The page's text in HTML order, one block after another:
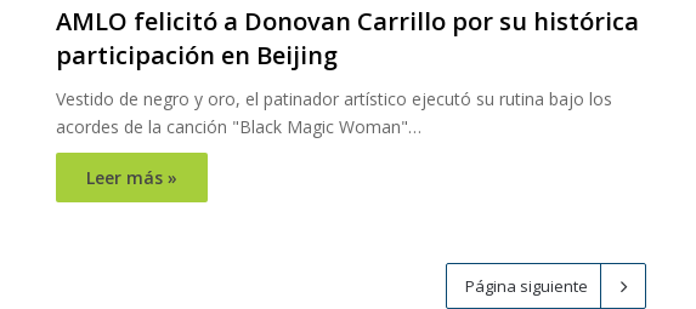
AMLO felicitó a Donovan Carrillo por su histórica
participación en Beijing
Vestido de negro y oro, el patinador artístico ejecutó su rutina bajo los
acordes de la canción "Black Magic Woman"…
Leer más »
Página siguiente